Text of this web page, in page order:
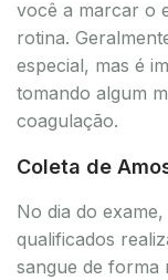
você a marcar o
rotina.
especial, mas é
tomando algum
coagulação.
Coleta de
No dia do
qualificados
sangue de forma